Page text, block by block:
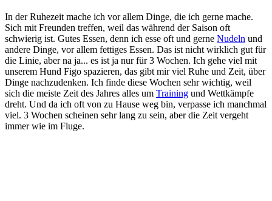
In der Ruhezeit mache ich vor allem Dinge, die ich gerne mache.
Sich mit Freunden treffen, weil das während der Saison oft
schwierig ist. Gutes Essen, denn ich esse oft und gerne Nudeln und
andere Dinge, vor allem fettiges Essen. Das ist nicht wirklich gut für
die Linie, aber na ja... es ist ja nur für 3 Wochen. Ich gehe viel mit
unserem Hund Figo spazieren, das gibt mir viel Ruhe und Zeit, über
Dinge nachzudenken. Ich finde diese Wochen sehr wichtig, weil
sich die meiste Zeit des Jahres alles um Training und Wettkämpfe
dreht. Und da ich oft von zu Hause weg bin, verpasse ich manchmal
viel. 3 Wochen scheinen sehr lang zu sein, aber die Zeit vergeht
immer wie im Fluge.